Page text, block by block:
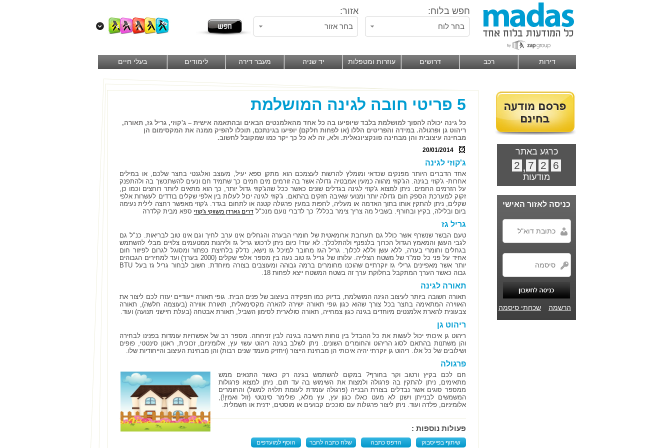
חפש בלוח: אזור:
בחר לוח בחר אזור
דירות רכב דרושים עוזרות ומטפלות יד שניה מעבר דירה לימודים בעלי חיים
כרגע באתר
6
2
7
,
2
מודעות
כניסה לאזור האישי
הרשמה שכחתי סיסמה
5 פריטי חובה לגינה המושלמת
כל גינה יכולה להפוך למושלמת בלבד שיופיעו בה כל אחד מהאלמנטים הבאים ובהתאמה אישית – ג'קוזי, גריל גז, תאורה,
ריהוט גן ופרגולה. במידה והפריטים הללו (או לפחות חלקם) יופיעו בגינתכם, תוכלו להפיק ממנה את המקסימום הן
מבחינה עיצובית והן מבחינה פונקציונאלית. ולא, זה לא כל כך יקר כמו שמקובל לחשוב.
20/01/2014
ג'קוזי לגינה
אחד הדברים היותר מפנקים שכדאי ומומלץ להרשות לעצמכם הוא מתקן ספא יעיל, מעוצב ואלגנטי בחצר שלכם, או במילים
אחרות- ג'קוזי בגינה. הג'קוזי מהווה כמעין אמבטיה גדולה אשר בה זורמים מים חמים כך שתמיד חם ונעים להשתכשך בה ולהתפנק
על הזרמים החמים. ניתן למצוא ג'קוזי לגינה בגדלים שונים כאשר ככל שהג'קוזי גדול יותר, כך הוא מתאים ליותר רוחצים וכמו כן,
זקוק למערכת הספק חום גדולה יותר ומנועי שאיבה חזקים בהתאם. ג'קוזי לגינה יכול לעלות בין אלפי שקלים בודדים לעשרות אלפי
שקלים, ניתן להתקין אותו בתוך האדמה או מעליה, לחפות במעין פרגולה קטנה או לתחום בגדר. ג'קוזי מאפשר רחצה לילית נעימה
ביום ובלילה, בקיץ ובחורף. בשביל מה צריך צימר בכלל? כך לדברי נועם מנכ"לדרים גארדן משווקי ג'קוזי ספא מבית קלדרה
גריל גז
טעם הבשר שנשרף אשר כולל גם תערובת ארומאטית של חומרי הבערה והגחלים אינו ערב לחיך וגם אינו טוב לבריאות. כנ"ל גם
לגבי העשן והמאמץ הגדול הכרוך בלנפנף ולהתלכלך. לא עוד! כיום ניתן לרכוש גריל גז וליהנות ממטעמים צלויים מבלי להשתמש
בגחלים וחומרי בערה, ללא עשן וללא לכלוך. גריל הגז מחובר למיכל גז נישא, נדלק בלחיצת כפתור ומסוגל לגרום לפיזור חום
אחיד על פני כל סמ"ר של משטח הצלייה. עלותו של גריל גז טוב נעה בין מספר אלפי שקלים (2000 בערך) ועד למחירים הגבוהים
יותר אשר מאפיינים גרילי גז יוקרתיים שהוכנו מחומרים ברמה גבוהה ומעוצבים בצורה מיוחדת. חשוב לבחור גריל גז בעל BTU
גבוה כאשר הערך המתקבל בחלוקת ערך זה בשטח המשטח ייצא לפחות 18.
תאורה לגינה
תאורה חשובה ביותר לעיצוב הגינה המושלמת, בדיוק כמו תפקידה בעיצוב של פנים הבית. גופי תאורה ייעודיים יעזרו לכם ליצור את
האווירה המתאימה בחצר בכל צורך שהוא כגון גופי תאורה ישירה להארה מקסימאלית, תאורת אווירה (בעוצמה חלשה), תאורה
צבעונית להארת אלמנטים מיוחדים בגינה כגון צמחייה, תאורה סולארית לסימון השביל, תאורת אבטחה (בעלת חיישני תנועה) ועוד.
ריהוט גן
ריהוט גן איכותי יכול לעשות את כל ההבדל בין נוחות הישיבה בגינה לבין זניחתה. מספר רב של אפשרויות עומדות בפנינו לבחירה
והן משתנות בהתאם לסוג הריהוט והחומרים השונים. ניתן לשלב בגינה ריהוט עשוי עץ, אלומיניום, זכוכית, ראטן סינטטי, פופים
ושילובים של כל אלו. ריהוט גן יוקרתי יהיה איכותי הן מבחינת הייצור (ויחזיק מעמד שנים רבות) והן מבחינת העיצוב והייחודיות שלו.
פרגולה
חם לכם בקיץ ורטוב וקר בחורף? במקום להשתמש בגינה רק כאשר התנאים ממש
מתאימים, ניתן להתקין בה פרגולה ולמצות את השימוש בה עד תום. ניתן למצוא פרגולות
ממספר סוגים אשר נבדלים בצורת הבנייה (פרגולה עומדת לעומת תלויה למשל) והחומרים
המשמשים לבנייתן וישנן לא מעט כאלו כגון עץ, עץ מלא, פולימר סינטטי (זול ואמין!),
אלומיניום, פלדה ועוד. ניתן ליצור פרגולות עם סוככים קבועים או מוסטים, ידנית או חשמלית.
פעולות נוספות :
שיתוף בפייסבוק הדפס כתבה שלח כתבה לחבר הוסף למועדפים